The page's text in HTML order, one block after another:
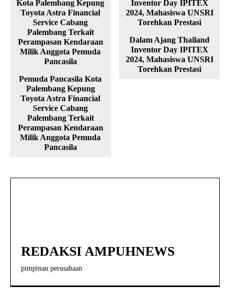
Pemuda Pancasila Kota
Palembang Kepung
Toyota Astra Financial
Service Cabang
Palembang Terkait
Perampasan Kendaraan
Milik Anggota Pemuda
Pancasila
Dalam Ajang Thailand
Inventor Day IPITEX
2024, Mahasiswa UNSRI
Torehkan Prestasi
REDAKSI AMPUHNEWS
pimpinan perusahaan